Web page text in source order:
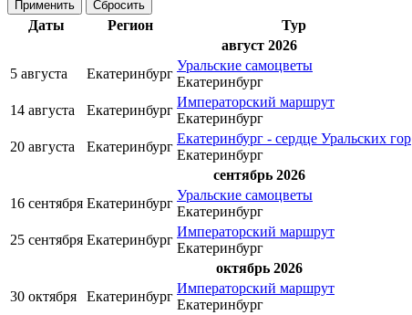
Даты Регион Тур
август 2026
5 августа
Екатеринбург
Уральские самоцветы
Екатеринбург
14 августа Екатеринбург
Императорский маршрут
Екатеринбург
20 августа Екатеринбург
Екатеринбург - сердце Уральских гор
Екатеринбург
сентябрь 2026
16 сентября Екатеринбург
Уральские самоцветы
Екатеринбург
25 сентября Екатеринбург
Императорский маршрут
Екатеринбург
октябрь 2026
30 октября
Екатеринбург
Императорский маршрут
Екатеринбург